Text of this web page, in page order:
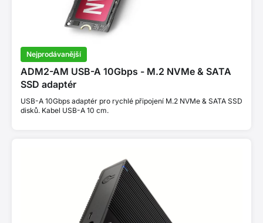
Nejprodávanější
ADM2-AM USB-A 10Gbps - M.2 NVMe & SATA
SSD adaptér
USB-A 10Gbps adaptér pro rychlé připojení M.2 NVMe & SATA SSD
disků. Kabel USB-A 10 cm.